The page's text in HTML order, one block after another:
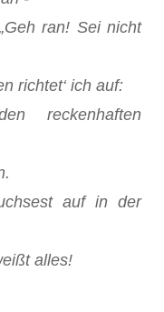
ran! Sei nicht
richtet‘ ich auf:
reckenhaften
auf in der
alles!